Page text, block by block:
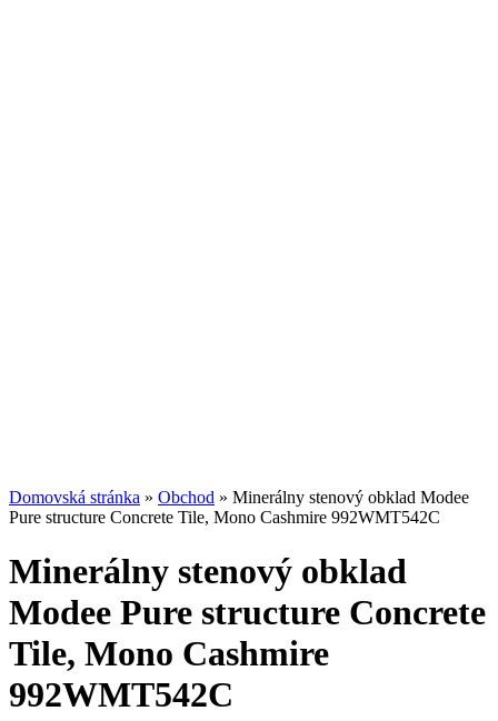
Domovská stránka » Obchod » Minerálny stenový obklad Modee
Pure structure Concrete Tile, Mono Cashmire 992WMT542C
Minerálny stenový obklad
Modee Pure structure Concrete
Tile, Mono Cashmire
992WMT542C